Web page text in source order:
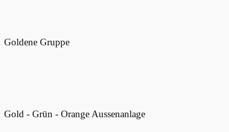
Goldene Gruppe
Gold - Grün - Orange Aussenanlage